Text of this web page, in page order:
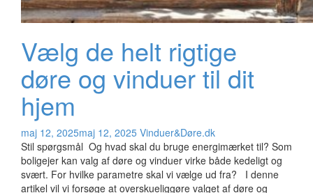
Vælg de helt rigtige
døre og vinduer til dit
hjem
maj 12, 2025maj 12, 2025 Vinduer&Døre.dk
Stil spørgsmål Og hvad skal du bruge energimærket til? Som
boligejer kan valg af døre og vinduer virke både kedeligt og
svært. For hvilke parametre skal vi vælge ud fra? I denne
artikel vil vi forsøge at overskueliggøre valget af døre og